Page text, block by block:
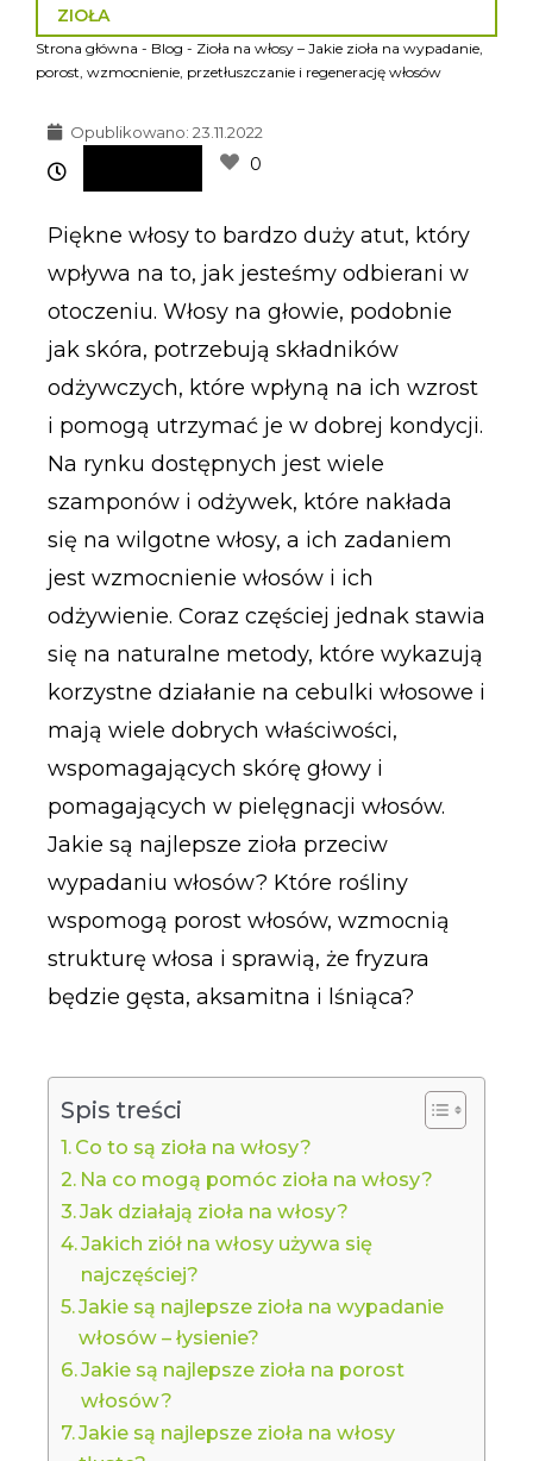
ZIOŁA
Strona główna - Blog - Zioła na włosy – Jakie zioła na wypadanie,
porost, wzmocnienie, przetłuszczanie i regenerację włosów
Opublikowano: 23.11.2022
0
Piękne włosy to bardzo duży atut, który
wpływa na to, jak jesteśmy odbierani w
otoczeniu. Włosy na głowie, podobnie
jak skóra, potrzebują składników
odżywczych, które wpłyną na ich wzrost
i pomogą utrzymać je w dobrej kondycji.
Na rynku dostępnych jest wiele
szamponów i odżywek, które nakłada
się na wilgotne włosy, a ich zadaniem
jest wzmocnienie włosów i ich
odżywienie. Coraz częściej jednak stawia
się na naturalne metody, które wykazują
korzystne działanie na cebulki włosowe i
mają wiele dobrych właściwości,
wspomagających skórę głowy i
pomagających w pielęgnacji włosów.
Jakie są najlepsze zioła przeciw
wypadaniu włosów? Które rośliny
wspomogą porost włosów, wzmocnią
strukturę włosa i sprawią, że fryzura
będzie gęsta, aksamitna i lśniąca?
Spis treści
Co to są zioła na włosy?
Na co mogą pomóc zioła na włosy?
Jak działają zioła na włosy?
Jakich ziół na włosy używa się
najczęściej?
Jakie są najlepsze zioła na wypadanie
włosów – łysienie?
Jakie są najlepsze zioła na porost
włosów?
Jakie są najlepsze zioła na włosy